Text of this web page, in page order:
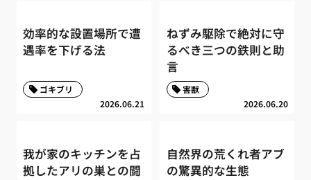
効率的な設置場所で遭
遇率を下げる法
2026.06.21
ゴキブリ
ねずみ駆除で絶対に守
るべき三つの鉄則と助
言
2026.06.20
害獣
我が家のキッチンを占
拠したアリの巣との闘
自然界の荒くれ者アブ
の驚異的な生態